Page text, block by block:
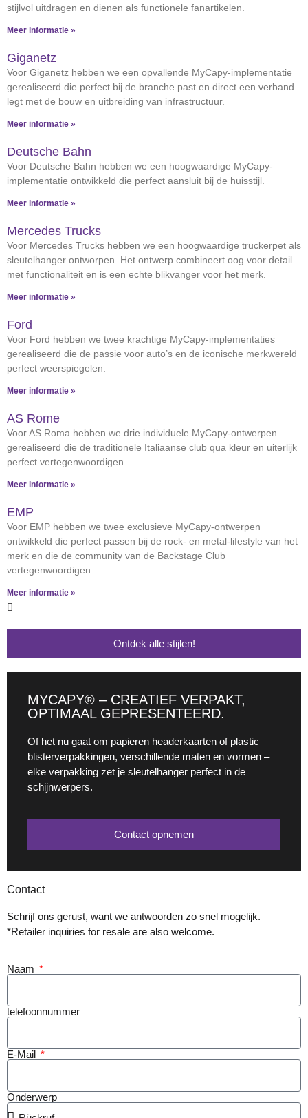
stijlvol uitdragen en dienen als functionele fanartikelen.
Meer informatie »
Giganetz
Voor Giganetz hebben we een opvallende MyCapy-implementatie
gerealiseerd die perfect bij de branche past en direct een verband
legt met de bouw en uitbreiding van infrastructuur.
Meer informatie »
Deutsche Bahn
Voor Deutsche Bahn hebben we een hoogwaardige MyCapy-
implementatie ontwikkeld die perfect aansluit bij de huisstijl.
Meer informatie »
Mercedes Trucks
Voor Mercedes Trucks hebben we een hoogwaardige truckerpet als
sleutelhanger ontworpen. Het ontwerp combineert oog voor detail
met functionaliteit en is een echte blikvanger voor het merk.
Meer informatie »
Ford
Voor Ford hebben we twee krachtige MyCapy-implementaties
gerealiseerd die de passie voor auto’s en de iconische merkwereld
perfect weerspiegelen.
Meer informatie »
AS Rome
Voor AS Roma hebben we drie individuele MyCapy-ontwerpen
gerealiseerd die de traditionele Italiaanse club qua kleur en uiterlijk
perfect vertegenwoordigen.
Meer informatie »
EMP
Voor EMP hebben we twee exclusieve MyCapy-ontwerpen
ontwikkeld die perfect passen bij de rock- en metal-lifestyle van het
merk en die de community van de Backstage Club
vertegenwoordigen.
Meer informatie »
Ontdek alle stijlen!
MYCAPY® – CREATIEF VERPAKT,
OPTIMAAL GEPRESENTEERD.
Of het nu gaat om papieren headerkaarten of plastic
blisterverpakkingen, verschillende maten en vormen –
elke verpakking zet je sleutelhanger perfect in de
schijnwerpers.
Contact opnemen
Contact
Schrijf ons gerust, want we antwoorden zo snel mogelijk.
*Retailer inquiries for resale are also welcome.
Naam
telefoonnummer
E-Mail
Onderwerp